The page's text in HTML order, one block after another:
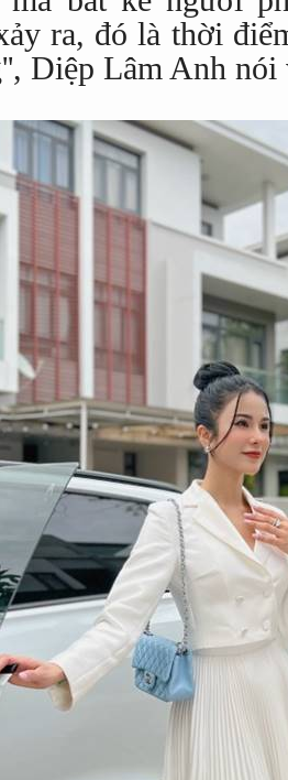
ra, đó là thời
Diệp Lâm Anh nói